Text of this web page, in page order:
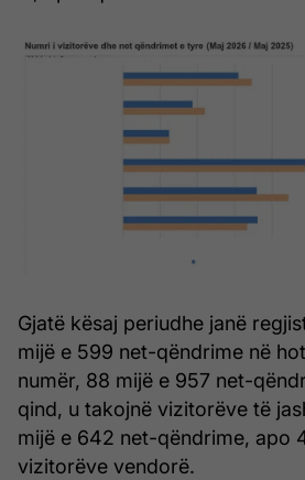
Gjatë kësaj periudhe janë
mijë e 599 net-qëndrime në
numër, 88 mijë e 957 net-
qind, u takojnë vizitorëve të
mijë e 642 net-qëndrime, apo
vizitorëve vendorë.